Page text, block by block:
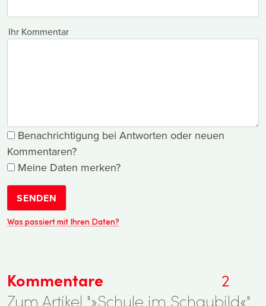
Ihr Kommentar
Benachrichtigung bei Antworten oder neuen
Kommentaren?
Meine Daten merken?
SENDEN
Was passiert mit Ihren Daten?
Kommentare
2
Zum Artikel "»Schule im Schaubild«".